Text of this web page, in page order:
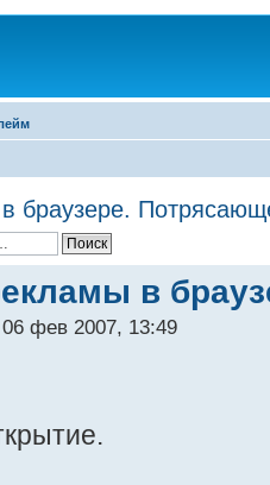
браузере.
в
фев 2007, 13:49